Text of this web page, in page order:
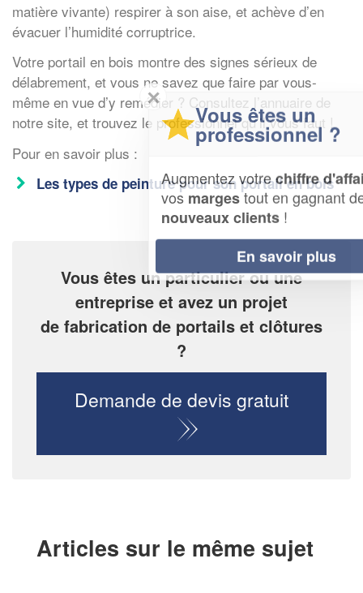
matière vivante) respirer à son aise, et achève d’en
évacuer l’humidité corruptrice.
Votre portail en bois montre des signes sérieux de
délabrement, et vous ne savez que faire par vous-
même en vue d’y remédier ? Consultez l’annuaire de
notre site, et trouvez le professionnel qu’il vous faut !
Pour en savoir plus :
Les types de peinture pour son portail en bois
Vous êtes un particulier ou une
entreprise et avez un projet
de fabrication de portails et clôtures
?
Demande de devis gratuit
Articles sur le même sujet
✕
Vous êtes un
professionnel ?
Augmentez votrechiffre d'affaireset
vos
margestout en gagnant de
nouveaux clients!
En savoir plus